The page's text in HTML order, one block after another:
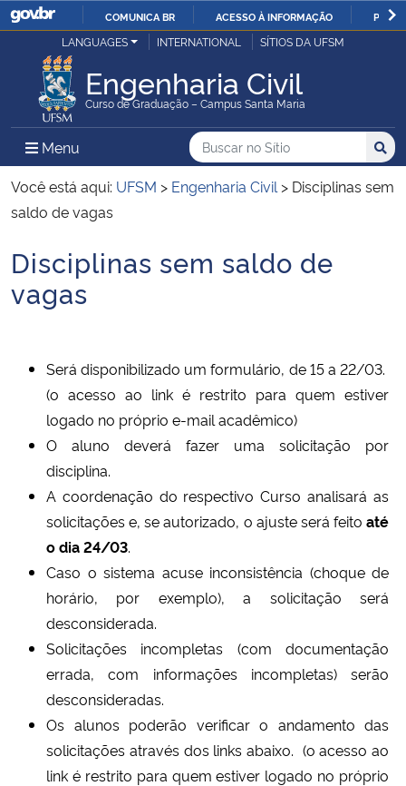
IR
O
COMUNICA BR ACESSO À INFORMAÇÃO
Ministério da Justiça e Segurança Pública
Ministério da Defesa
Ministério das Relações Exteriores
Ministério da Infraestrutura
Ministério da Educação
Ministério da Cidadania
Ministério da Saúde
Ministério de Minas e Energia
Ministério da Ciência, Tecnologia, Inovações e Comunicações
Ministério do Turismo
Ministério do Desenvolvimento Regional
Controladoria-Geral da União
LANGUAGES INTERNATIONAL SÍTIOS DA UFSM
Engenharia Civil
Curso de Graduação – Campus Santa Maria
Menu Menu Principal do Sítio
Busca
Buscar no no Sítio
Busca:
Você está aqui: UFSM > Engenharia Civil > Disciplinas sem
saldo de vagas
Início do conteúdo
Disciplinas sem saldo de
vagas
Será disponibilizado um formulário, de 15 a 22/03.
(o acesso ao link é restrito para quem estiver
logado no próprio e-mail acadêmico)
O aluno deverá fazer uma solicitação por
disciplina.
A coordenação do respectivo Curso analisará as
solicitações e, se autorizado, o ajuste será feito até
o dia 24/03.
Caso o sistema acuse inconsistência (choque de
horário, por exemplo), a solicitação será
desconsiderada.
Solicitações incompletas (com documentação
errada, com informações incompletas) serão
desconsideradas.
Os alunos poderão verificar o andamento das
solicitações através dos links abaixo. (o acesso ao
link é restrito para quem estiver logado no próprio